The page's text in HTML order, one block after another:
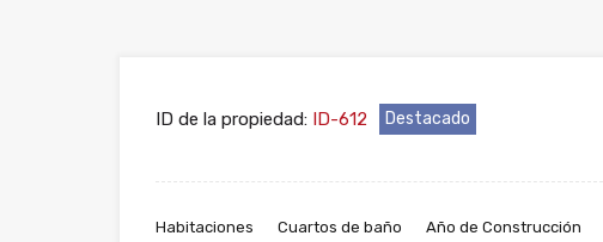
ID de la propiedad: ID-612 Destacado
Habitaciones Cuartos de baño Año de Construcción